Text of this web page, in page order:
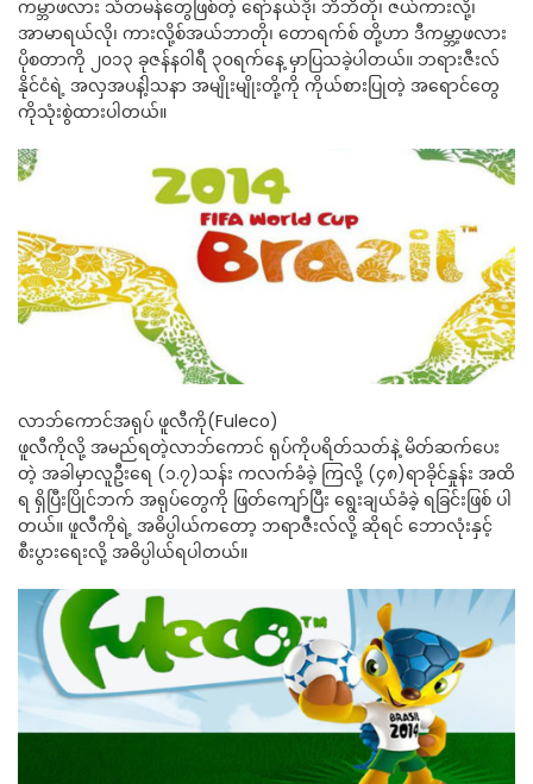
ကမ္ဘာဖလား သံတမန်တွေဖြစ်တဲ့ ရော်နယ်ဒို၊ ဘီဘီတို၊ ဇယ်ကားလို့၊
အာမာရယ်လို၊ ကားလို့စ်အယ်ဘာတို၊ တောရက်စ် တို့ဟာ ဒီကမ္ဘာ့ဖလား
ပိုစတာကို ၂၀၁၃ ခုဇန်န၀ါရီ ၃၀ရက်နေ့ မှာပြသခဲ့ပါတယ်။ ဘရားဇီးလ်
နိုင်ငံရဲ့ အလှအပနဲ့ါသနာ အမျိုးမျိုးတို့ကို ကိုယ်စားပြုတဲ့ အရောင်တွေ
ကိုသုံးစွဲထားပါတယ်။
လာဘ်ကောင်အရုပ် ဖူလီကို(Fuleco)
ဖူလီကိုလို့ အမည်ရတဲ့လာဘ်ကောင် ရုပ်ကိုပရိတ်သတ်နဲ့ မိတ်ဆက်ပေး
တဲ့ အခါမှာလူဦးရေ (၁.၇)သန်း ကလက်ခံခဲ့ ကြလို့ (၄၈)ရာခိုင်နှုန်း အထိ
ရ ရှိပြီးပြိုင်ဘက် အရုပ်တွေကို ဖြတ်ကျော်ပြီး ရွေးချယ်ခံခဲ့ ရခြင်းဖြစ် ပါ
တယ်။ ဖူလီကိုရဲ့ အဓိပ္ပါယ်ကတော့ ဘရာဇီးလ်လို့ ဆိုရင် ဘောလုံးနှင့်
စီးပွားရေးလို့ အဓိပ္ပါယ်ရပါတယ်။